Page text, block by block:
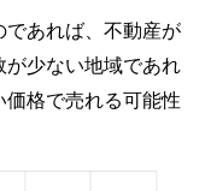
あれば、不動産が
少ない地域であれ
格で売れる可能性